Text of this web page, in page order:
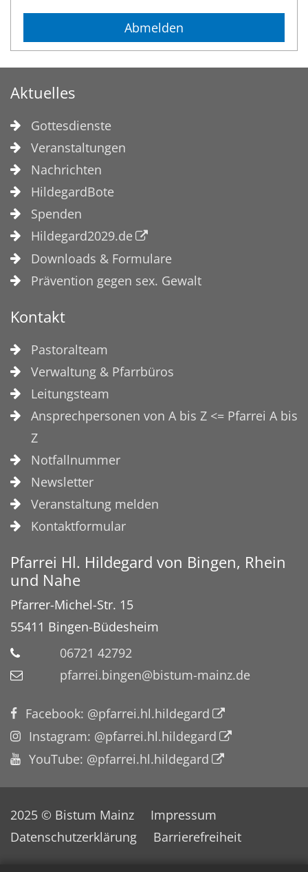
Abmelden
Aktuelles
Gottesdienste
Veranstaltungen
Nachrichten
HildegardBote
Spenden
Hildegard2029.de
Downloads & Formulare
Prävention gegen sex. Gewalt
Kontakt
Pastoralteam
Verwaltung & Pfarrbüros
Leitungsteam
Ansprechpersonen von A bis Z <= Pfarrei A bis
Z
Notfallnummer
Newsletter
Veranstaltung melden
Kontaktformular
Pfarrei Hl. Hildegard von Bingen, Rhein
und Nahe
Pfarrer-Michel-Str. 15
55411 Bingen-Büdesheim
06721 42792
pfarrei.bingen@bistum-mainz.de
Facebook: @pfarrei.hl.hildegard
Instagram: @pfarrei.hl.hildegard
YouTube: @pfarrei.hl.hildegard
2025 © Bistum Mainz
Impressum
Datenschutzerklärung
Barrierefreiheit